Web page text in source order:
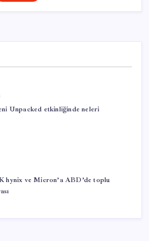
Unpacked etkinliğinde neleri
hynix ve Micron’a ABD’de toplu